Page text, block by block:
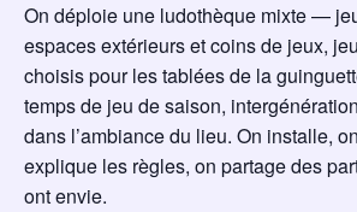
On déploie une ludothèque mixte —
espaces extérieurs et coins de jeux,
choisis pour les tablées de la
temps de jeu de saison,
dans l’ambiance du lieu. On installe,
explique les règles, on partage des
ont envie.